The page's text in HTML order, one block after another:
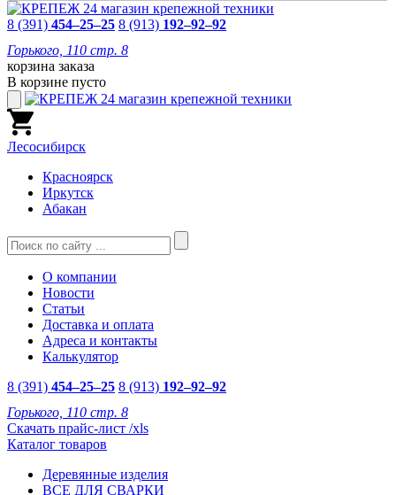
8 (391) 454–25–25 8 (913) 192–92–92
Горького, 110 стр. 8
корзина заказа
В корзине пусто
Лесосибирск
Красноярск
Иркутск
Абакан
О компании
Новости
Статьи
Доставка и оплата
Адреса и контакты
Калькулятор
8 (391) 454–25–25 8 (913) 192–92–92
Горького, 110 стр. 8
Скачать прайс-лист /xls
Каталог товаров
Деревянные изделия
ВСЕ ДЛЯ СВАРКИ